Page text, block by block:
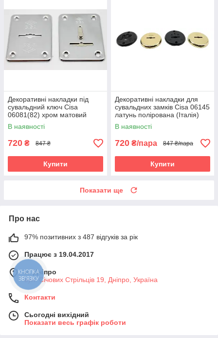
Декоративні накладки під
сувальдний ключ Cisa
06081(82) хром матовий
(Італія)
В наявності
720 ₴ 847 ₴
Купити
Декоративні накладки для
сувальдних замків Cisa 06145
латунь полірована (Італія)
В наявності
720 ₴/пара 847 ₴/пара
Купити
Показати ще
Про нас
97% позитивних з 487 відгуків за рік
Працює з 19.04.2017
м. Дніпро
вул. Січових Стрільців 19, Дніпро, Україна
Контакти
Сьогодні вихідний
Показати весь графік роботи
КНОПКА
ЗВ'ЯЗКУ